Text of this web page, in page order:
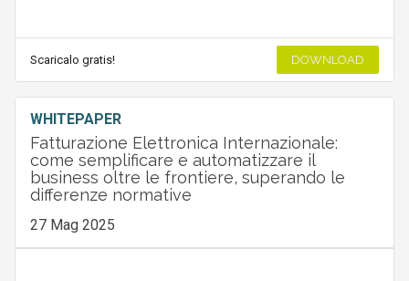
Scaricalo gratis! DOWNLOAD
WHITEPAPER
Fatturazione Elettronica Internazionale:
come semplificare e automatizzare il
business oltre le frontiere, superando le
differenze normative
27 Mag 2025